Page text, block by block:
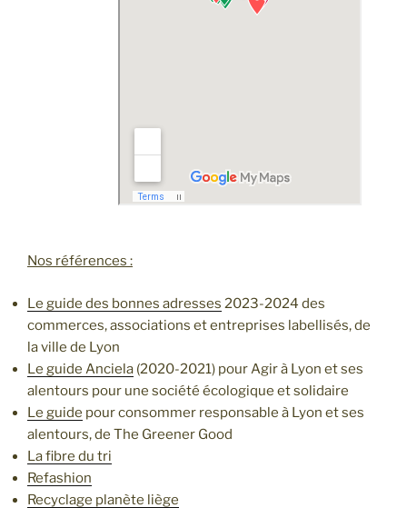
Nos références :
Le guide des bonnes adresses 2023-2024 des
commerces, associations et entreprises labellisés, de
la ville de Lyon
Le guide Anciela (2020-2021) pour Agir à Lyon et ses
alentours pour une société écologique et solidaire
Le guide pour consommer responsable à Lyon et ses
alentours, de The Greener Good
La fibre du tri
Refashion
Recyclage planète liège